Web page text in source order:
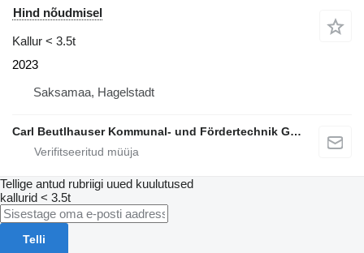
Hind nõudmisel
Kallur < 3.5t
2023
Saksamaa, Hagelstadt
Carl Beutlhauser Kommunal- und Fördertechnik GmbH & Co. KG
Tellige antud rubriigi uued kuulutused
kallurid < 3.5t
Telli